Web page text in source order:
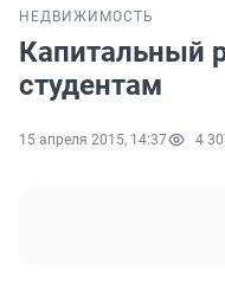
НЕДВИЖИМОСТЬ
Капитальный
студентам
15 апреля 2015, 14:37 4